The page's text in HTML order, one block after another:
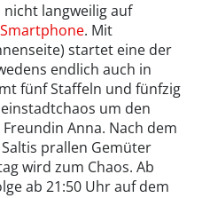
langweilig auf
. Mit
startet eine der
endlich auch in
fünf Staffeln und fünfzig
um den
Anna. Nach dem
prallen Gemüter
wird zum Chaos. Ab
ab 21:50 Uhr auf dem